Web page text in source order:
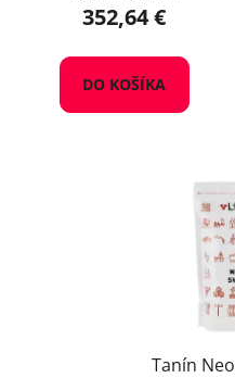
352,64 €
DO KOŠÍKA
Tanín